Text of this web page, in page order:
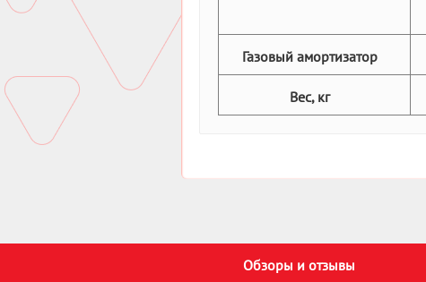
Газовый амортизатор
Вес, кг
Обзоры и отзывы